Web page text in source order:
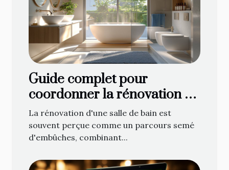
Guide complet pour
coordonner la rénovation de
votre salle de bain : de la
planification à la décoration
La rénovation d'une salle de bain est
souvent perçue comme un parcours semé
d'embûches, combinant...